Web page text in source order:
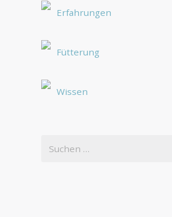
Erfahrungen
Fütterung
Wissen